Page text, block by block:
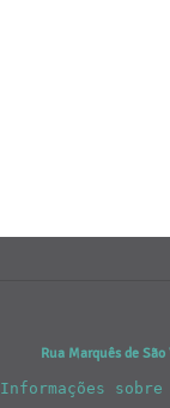
Rua Marquês de
Informações